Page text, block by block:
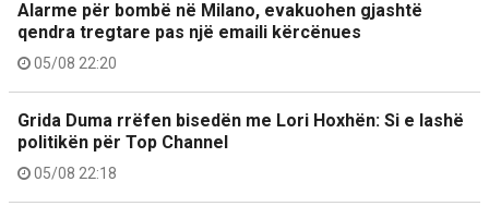
Alarme për bombë në Milano, evakuohen gjashtë
qendra tregtare pas një emaili kërcënues
05/08 22:20
Grida Duma rrëfen bisedën me Lori Hoxhën: Si e lashë
politikën për Top Channel
05/08 22:18